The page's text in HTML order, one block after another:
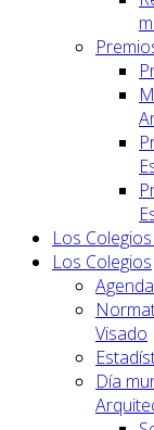
Los
Los Colegios
Visado
Día